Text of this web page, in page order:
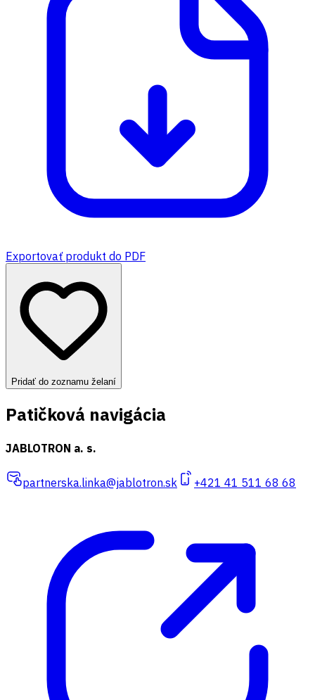
Exportovať produkt do PDF
Pridať do zoznamu želaní
Patičková navigácia
JABLOTRON a. s.
partnerska.linka@jablotron.sk +421 41 511 68 68